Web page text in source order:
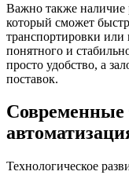
Важно также наличие
который сможет
транспортировки
понятного и
просто удобство, а
поставок.
Современные
Технологическое